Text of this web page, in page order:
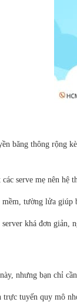
băng thông rộng
serve mẹ nên
tường lửa
khá đơn giản,
nhưng bạn chỉ
trực tuyến quy mô